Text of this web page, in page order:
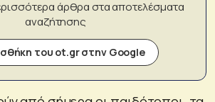
άρθρα στα αποτελέσματα
αναζήτησης
του ot.gr στην Google